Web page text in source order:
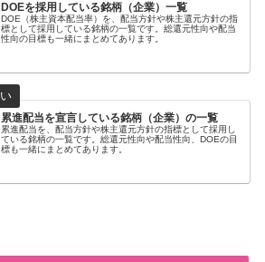
DOEを採用している銘柄（企業）一覧
DOE（株主資本配当率）を、配当方針や株主還元方針の指
標として採用している銘柄の一覧です。総還元性向や配当
性向の目標も一緒にまとめてあります。
累進配当を宣言している銘柄（企業）の一覧
累進配当を、配当方針や株主還元方針の指標として採用し
ている銘柄の一覧です。総還元性向や配当性向、DOEの目
標も一緒にまとめてあります。